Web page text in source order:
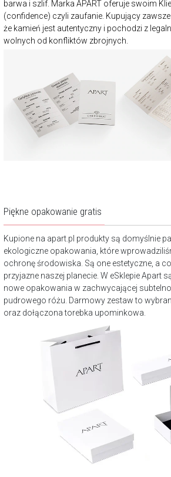
barwa i szlif. Marka APART oferuje swoim
(confidence) czyli zaufanie. Kupujący
że kamień jest autentyczny i pochodzi z
wolnych od konfliktów zbrojnych.
Piękne opakowanie gratis
Kupione na apart.pl produkty są domyślnie
ekologiczne opakowania, które
ochronę środowiska. Są one estetyczne, a
przyjazne naszej planecie. W eSklepie Apart
nowe opakowania w zachwycającej
pudrowego różu. Darmowy zestaw to
oraz dołączona torebka upominkowa.